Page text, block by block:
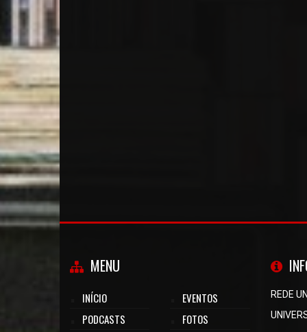
MENU
INÍCIO
PODCASTS
EVENTOS
FOTOS
REDE